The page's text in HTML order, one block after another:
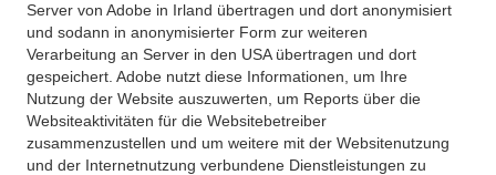
Server von Adobe in Irland übertragen und dort anonymisiert
und sodann in anonymisierter Form zur weiteren
Verarbeitung an Server in den USA übertragen und dort
gespeichert. Adobe nutzt diese Informationen, um Ihre
Nutzung der Website auszuwerten, um Reports über die
Websiteaktivitäten für die Websitebetreiber
zusammenzustellen und um weitere mit der Websitenutzung
und der Internetnutzung verbundene Dienstleistungen zu